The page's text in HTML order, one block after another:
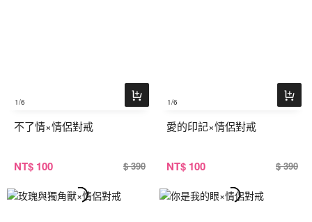
1/6
不了情×情侶對戒
NT$ 100 $ 390
1/6
愛的印記×情侶對戒
NT$ 100 $ 390